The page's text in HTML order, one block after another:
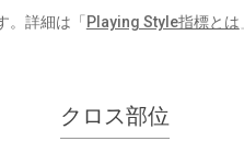
。詳細は「Playing Style指標とは
クロス部位